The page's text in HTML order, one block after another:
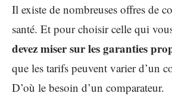
Il existe de nombreuses offres de
santé. Et pour choisir celle qui
devez miser sur les garanties
que les tarifs peuvent varier d’un
D’où le besoin d’un comparateur.